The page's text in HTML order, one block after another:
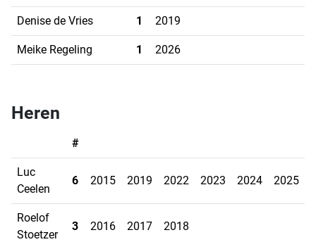
Denise de Vries 1 2019
Meike Regeling 1 2026
Heren
#
Luc
Ceelen
6 2015 2019 2022 2023 2024 2025
Roelof
Stoetzer
3 2016 2017 2018